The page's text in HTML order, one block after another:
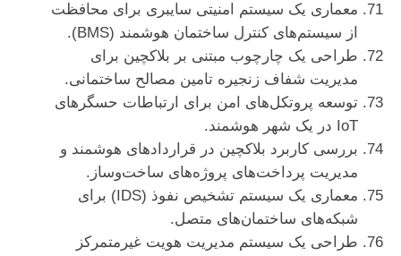
معماری یک سیستم امنیتی سایبری برای محافظت
از سیستم‌های کنترل ساختمان هوشمند (BMS).
طراحی یک چارچوب مبتنی بر بلاکچین برای
مدیریت شفاف زنجیره تامین مصالح ساختمانی.
توسعه پروتکل‌های امن برای ارتباطات حسگرهای
IoT در یک شهر هوشمند.
بررسی کاربرد بلاکچین در قراردادهای هوشمند و
مدیریت پرداخت‌های پروژه‌های ساخت‌وساز.
معماری یک سیستم تشخیص نفوذ (IDS) برای
شبکه‌های ساختمان‌های متصل.
طراحی یک سیستم مدیریت هویت غیرمتمرکز